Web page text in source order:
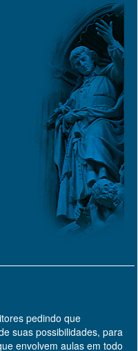
pedindo que
suas possibilidades, para
envolvem aulas em todo